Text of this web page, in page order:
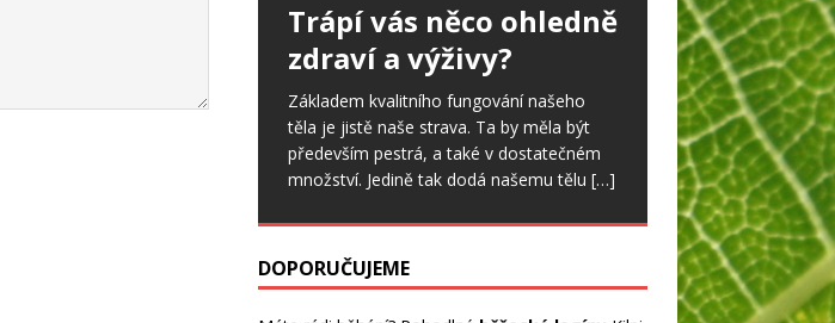
Trápí vás něco ohledně
zdraví a výživy?
Základem kvalitního fungování našeho
těla je jistě naše strava. Ta by měla být
především pestrá, a také v dostatečném
množství. Jedině tak dodá našemu tělu […]
Ořešák v zahradě
Statné ořešáky jsou dnes v zahradách
vidět jen málo. To by se však mohlo
změnit, neboť nově vyšlechtěné odrůdy
plodí časně a daří se jim
DOPORUČUJEME